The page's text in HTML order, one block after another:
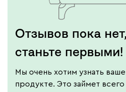
Отзывов пока нет,
станьте первыми!
Мы очень хотим узнать
продукте. Это займет